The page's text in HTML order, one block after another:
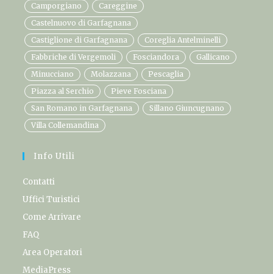
Camporgiano
Careggine
Castelnuovo di Garfagnana
Castiglione di Garfagnana
Coreglia Antelminelli
Fabbriche di Vergemoli
Fosciandora
Gallicano
Minucciano
Molazzana
Pescaglia
Piazza al Serchio
Pieve Fosciana
San Romano in Garfagnana
Sillano Giuncugnano
Villa Collemandina
Info Utili
Contatti
Uffici Turistici
Come Arrivare
FAQ
Area Operatori
MediaPress